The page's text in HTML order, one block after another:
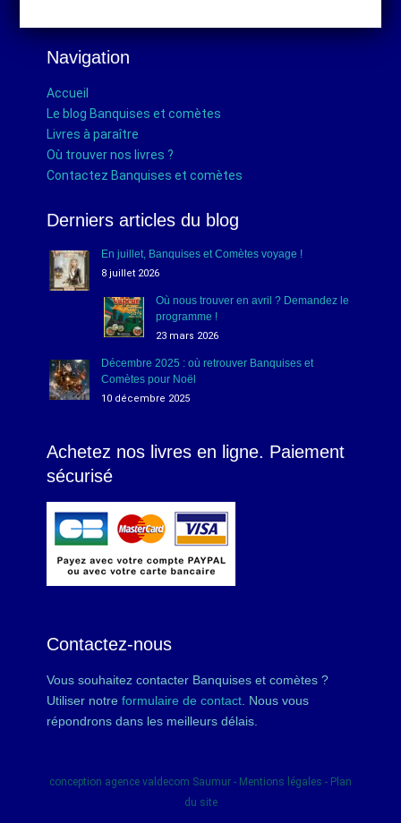
Navigation
Accueil
Le blog Banquises et comètes
Livres à paraître
Où trouver nos livres ?
Contactez Banquises et comètes
Derniers articles du blog
En juillet, Banquises et Comètes voyage !
8 juillet 2026
Où nous trouver en avril ? Demandez le
programme !
23 mars 2026
Décembre 2025 : où retrouver Banquises et
Comètes pour Noël
10 décembre 2025
Achetez nos livres en ligne. Paiement
sécurisé
Contactez-nous
Vous souhaitez contacter Banquises et comètes ?
Utiliser notreformulaire de contact . Nous vous
répondrons dans les meilleurs délais.
conception agence valdecom Saumur - Mentions légales - Plan
du site